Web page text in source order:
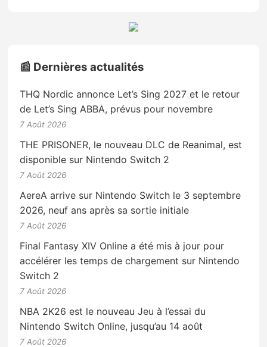
📰 Dernières actualités
THQ Nordic annonce Let’s Sing 2027 et le retour
de Let’s Sing ABBA, prévus pour novembre
7 Août 2026
THE PRISONER, le nouveau DLC de Reanimal, est
disponible sur Nintendo Switch 2
7 Août 2026
AereA arrive sur Nintendo Switch le 3 septembre
2026, neuf ans après sa sortie initiale
7 Août 2026
Final Fantasy XIV Online a été mis à jour pour
accélérer les temps de chargement sur Nintendo
Switch 2
7 Août 2026
NBA 2K26 est le nouveau Jeu à l’essai du
Nintendo Switch Online, jusqu’au 14 août
7 Août 2026